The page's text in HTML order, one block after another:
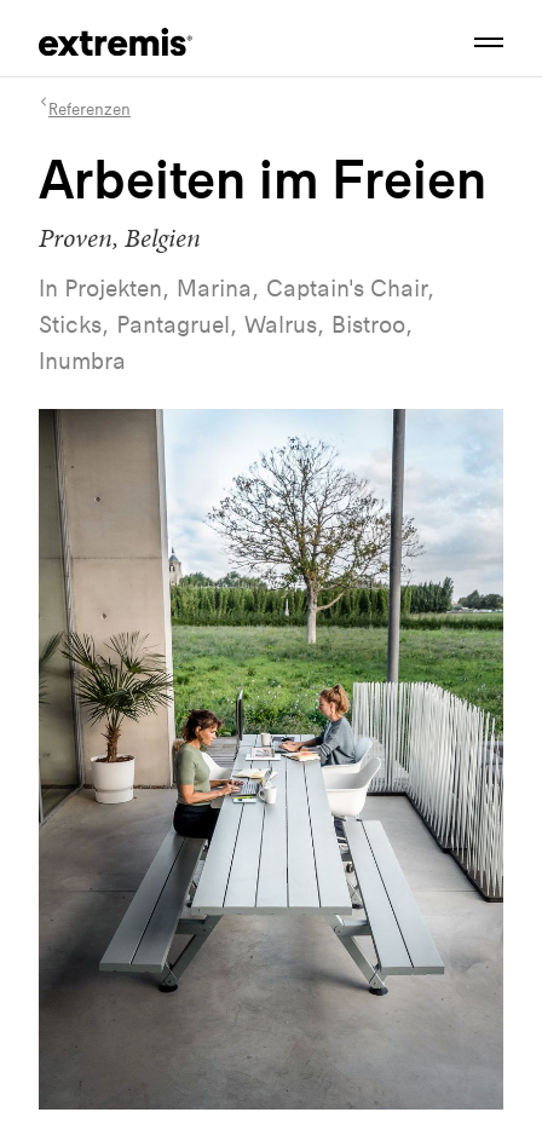
Referenzen
Arbeiten im Freien
Proven, Belgien
In Projekten, Marina, Captain's Chair,
Sticks, Pantagruel, Walrus, Bistroo,
Inumbra